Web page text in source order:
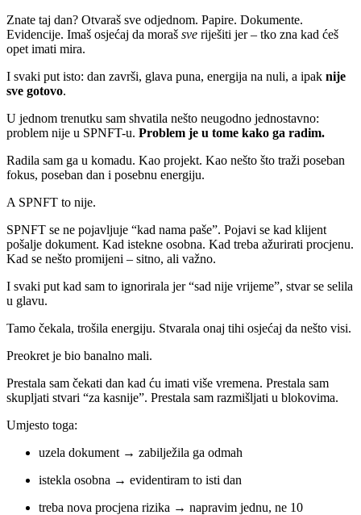
Znate taj dan? Otvaraš sve odjednom. Papire. Dokumente.
Evidencije. Imaš osjećaj da moraš sve riješiti jer – tko zna kad ćeš
opet imati mira.
I svaki put isto: dan završi, glava puna, energija na nuli, a ipak nije
sve gotovo.
U jednom trenutku sam shvatila nešto neugodno jednostavno:
problem nije u SPNFT-u. Problem je u tome kako ga radim.
Radila sam ga u komadu. Kao projekt. Kao nešto što traži poseban
fokus, poseban dan i posebnu energiju.
A SPNFT to nije.
SPNFT se ne pojavljuje “kad nama paše”. Pojavi se kad klijent
pošalje dokument. Kad istekne osobna. Kad treba ažurirati procjenu.
Kad se nešto promijeni – sitno, ali važno.
I svaki put kad sam to ignorirala jer “sad nije vrijeme”, stvar se selila
u glavu.
Tamo čekala, trošila energiju. Stvarala onaj tihi osjećaj da nešto visi.
Preokret je bio banalno mali.
Prestala sam čekati dan kad ću imati više vremena. Prestala sam
skupljati stvari “za kasnije”. Prestala sam razmišljati u blokovima.
Umjesto toga:
uzela dokument → zabilježila ga odmah
istekla osobna → evidentiram to isti dan
treba nova procjena rizika → napravim jednu, ne 10